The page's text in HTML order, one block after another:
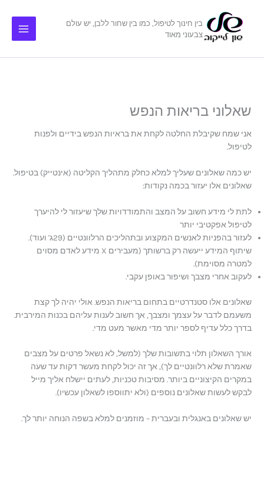
בין חינוך לטיפול, כמו בין שחור ללבן, יש עולם
צבעוני מאוד
שאלוני בריאות הנפש
אני שמח שקיבלת החלטה לקחת את בראיות הנפש בידיים ולפנות
לטיפול.
יש כמה שאלונים שעליך למלא כחלק מתהליך הקליטה (אינטייק) בטיפול.
שאלונים אלו יעזור בכמה נקודות:
לתת לי מידע חשוב על המצב והתמודדויות שלך שיעזור לי להיערך
לטיפול אפקטיבי יותר
לעזור בהפניות לאנשים המקצוע ובתהליכים הרלוונטיים (29ג' ועוד).
שיתוף המידע ייעשה רק ברשותך (מעבירים X מידע לאדם מסוים
למטרה מסוימת).
לעקוב אחרי מצבך ושיפור באופן עקבי.
שאלונים אלו סטנדרטיים בתחום בריאות הנפש. אולי יהיה לך קצת
משעמם לדבר על עצמך ומצבך, אך חשוב לענות עליהם בכנות המירבית.
בדרך כלל עדיף לספר יותר מדי מאשר מעט מדי.
אורך השאלון תלוי בתשובות שלך (למשל, לא נשאל פרטים על מצבים
שאמרת שלא רלוונטיים לך), אך זה יכול לקחת מעשר דקות עד שעה
במקרים הקיצוניים ביותר. מסיבות טכניות, לעתים יישלח אליך מייל
לבקש לעשות שאלונים נוספים (ולא יתווספו לשאלון עכשיו).
יש שאלונים באנגלית ובעברית – מוזמנים למלא בשפה הנוחה יותר לך.